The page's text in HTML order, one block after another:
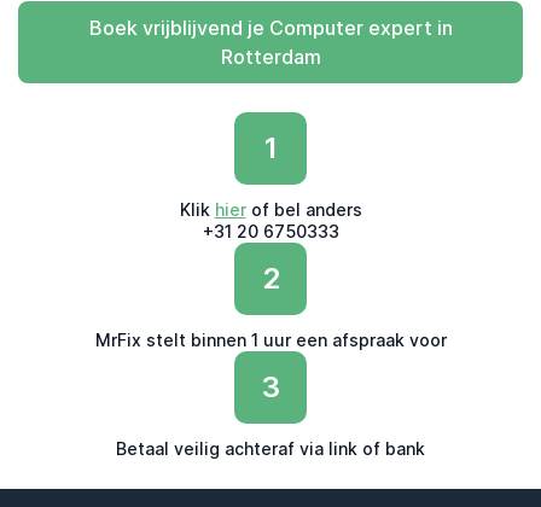
Boek vrijblijvend je Computer expert in
Rotterdam
1
Klik hierof bel anders
+31 20 6750333
2
MrFix stelt binnen 1 uur een afspraak voor
3
Betaal veilig achteraf via link of bank